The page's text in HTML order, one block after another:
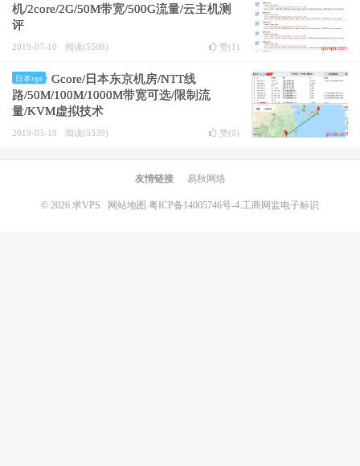
机/2core/2G/50M带宽/500G流量/云主机测
评
2019-07-10 阅读(5508) 赞(1 )
日本vps
Gcore/日本东京机房/NTT线
路/50M/100M/1000M带宽可选/限制流
量/KVM虚拟技术
2019-03-19 阅读(5339) 赞(0)
友情链接 易秋网络
© 2026 求VPS 网站地图 粤ICP备14005746号-4.工商网监电子标识